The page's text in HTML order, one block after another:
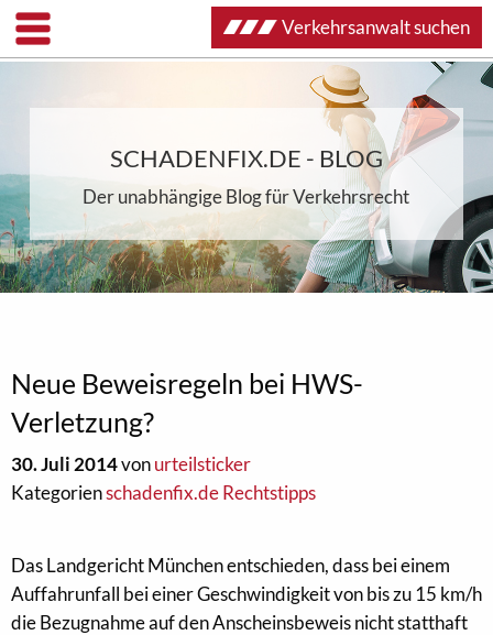
SCHADENFIX.DE - BLOG
Der unabhängige Blog für Verkehrsrecht
Neue Beweisregeln bei HWS-
Verletzung?
30. Juli 2014vonurteilsticker
Kategorienschadenfix.de Rechtstipps
Das Landgericht München entschieden, dass bei einem
Auffahrunfall bei einer Geschwindigkeit von bis zu 15 km/h
die Bezugnahme auf den Anscheinsbeweis nicht statthaft
Verkehrsanwalt suchen